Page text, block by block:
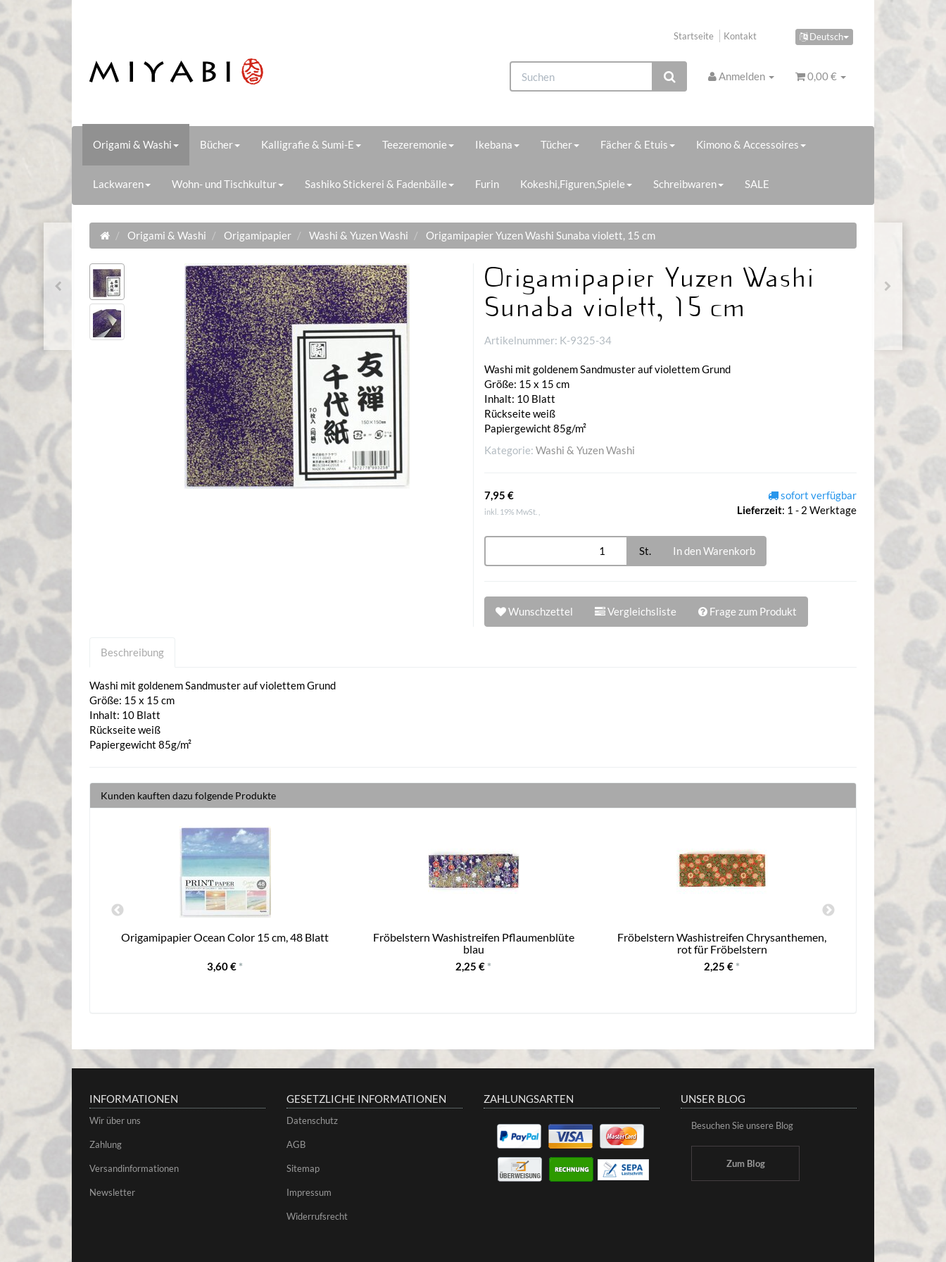
Deutsch
Startseite Kontakt
Anmelden 0,00 €
Origami & Washi Bücher Kalligrafie & Sumi-E Teezeremonie Ikebana Tücher Fächer & Etuis Kimono & Accessoires
Lackwaren Wohn- und Tischkultur Sashiko Stickerei & Fadenbälle Furin Kokeshi,Figuren,Spiele Schreibwaren SALE
Origami & Washi Origamipapier Washi & Yuzen Washi Origamipapier Yuzen Washi Sunaba violett, 15 cm
Origamipapier Yuzen Washi
Sunaba violett, 15 cm
Artikelnummer: K-9325-34
Washi mit goldenem Sandmuster auf violettem Grund
Größe: 15 x 15 cm
Inhalt: 10 Blatt
Rückseite weiß
Papiergewicht 85g/m²
Kategorie: Washi & Yuzen Washi
7,95 €
inkl. 19% MwSt. ,
sofort verfügbar
Lieferzeit: 1 - 2 Werktage
St. In den Warenkorb
Wunschzettel Vergleichsliste Frage zum Produkt
Beschreibung
Washi mit goldenem Sandmuster auf violettem Grund
Größe: 15 x 15 cm
Inhalt: 10 Blatt
Rückseite weiß
Papiergewicht 85g/m²
Kunden kauften dazu folgende Produkte
blau Origamipapier Ocean Color 15 cm, 48 Blatt
3,60 € *
Fröbelstern Washistreifen Pflaumenblüte
blau
2,25 € *
Fröbelstern Washistreifen Chrysanthemen,
rot für Fröbelstern
2,25 € *
Fröbelstern
INFORMATIONEN
Wir über uns
Zahlung
Versandinformationen
Newsletter
GESETZLICHE INFORMATIONEN
Datenschutz
AGB
Sitemap
Impressum
Widerrufsrecht
ZAHLUNGSARTEN UNSER BLOG
Besuchen Sie unsere Blog
Zum Blog